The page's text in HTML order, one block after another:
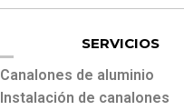
SERVICIOS
Canalones de aluminio
Instalación de canalones